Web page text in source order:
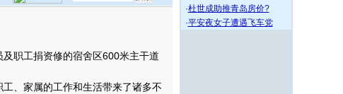
职工捐资修的宿舍区600米主干道
、家属的工作和生活带来了诸多不
·杜世成助推青岛房价?
·平安夜女子遭遇飞车党